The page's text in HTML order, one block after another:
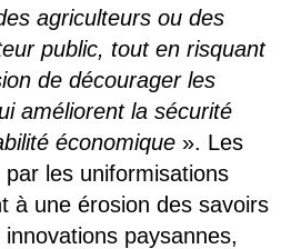
agriculteurs ou des
public, tout en risquant
de décourager les
améliorent la sécurité
économique». Les
les uniformisations
à une érosion des savoirs
paysannes,